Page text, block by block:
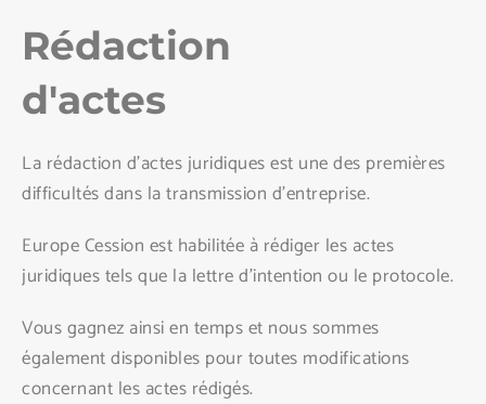
Rédaction
d'actes
La rédaction d’actes juridiques est une des premières
difficultés dans la transmission d’entreprise.
Europe Cession est habilitée à rédiger les actes
juridiques tels que la lettre d’intention ou le protocole.
Vous gagnez ainsi en temps et nous sommes
également disponibles pour toutes modifications
concernant les actes rédigés.